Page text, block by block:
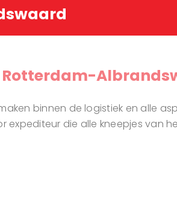
binnen de logistiek en alle
expediteur die alle kneepjes van